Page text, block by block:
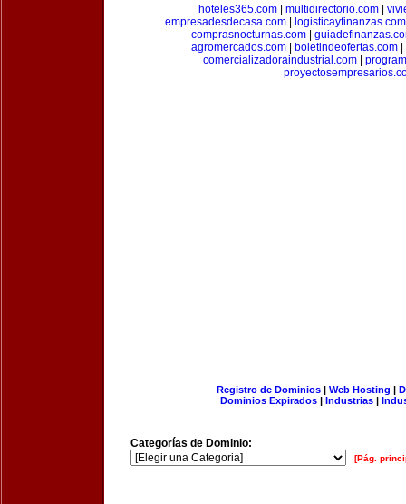
hoteles365.com
multidirectorio.com
empresadesdecasa.com
logisticayfinanzas.com
comprasnocturnas.com
agromercados.com
boletindeofertas.com
comercializadoraindustrial.com
Registro de Dominios| Web Hosting |
Dominios Expirados | Industrias |
Categorías de Dominio:
[Pág.